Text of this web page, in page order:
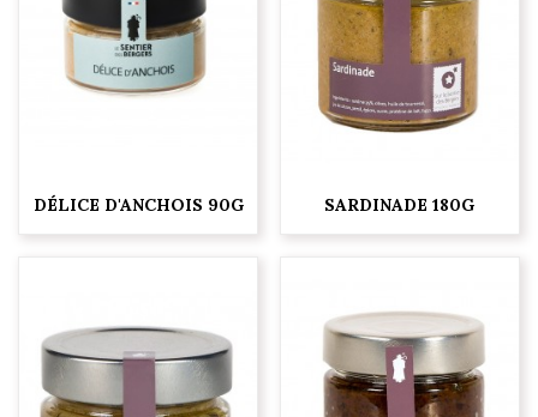
DÉLICE D'ANCHOIS 90G SARDINADE 180G